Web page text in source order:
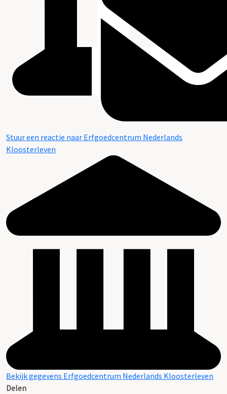
Stuur een reactie naar Erfgoedcentrum Nederlands
Kloosterleven
Bekijk gegevens Erfgoedcentrum Nederlands Kloosterleven
Delen